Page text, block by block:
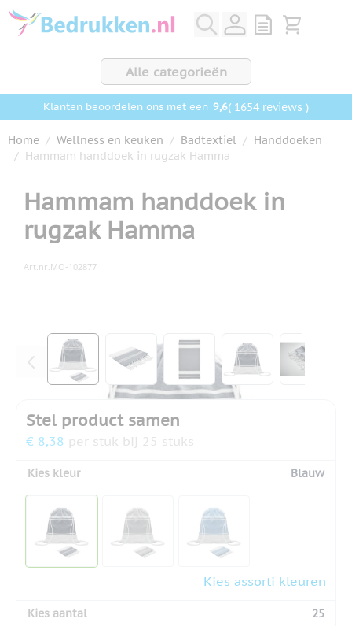
Ga naar de inhoud
View quote,
Bekijk
Alle categorieën
Klanten beoordelen ons met een 9,6( 1654 reviews )
Home / Wellness en keuken / Badtextiel / Handdoeken
/ Hammam handdoek in rugzak Hamma
Hammam handdoek in
rugzak Hamma
Art.nr. MO-102877
View larger imageView larger image
View larger image
View larger
Stel product samen
€ 8,38 per stuk bij 25 stuks
Kies kleur Blauw
Kies assorti kleuren
Kies aantal 25